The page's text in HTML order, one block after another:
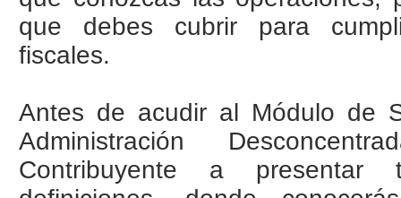
que debes cubrir para
fiscales.
Antes de acudir al Módulo de
Administración
Contribuyente a presentar